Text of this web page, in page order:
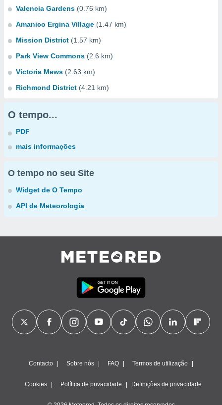
Valencia Gardens (0.76 km)
Amanico Ergina Village (1.47 km)
Mission District (1.57 km)
Park View Commons (2.6 km)
Victoria Mews (2.63 km)
Richmond District (4.21 km)
O tempo...
PDF
mais informações
O tempo no seu Site
Widget de O Tempo
API de Meteorologia
Contacto Sobre nós FAQ Termos de utilização
Cookies Política de privacidade Definições de privacidade